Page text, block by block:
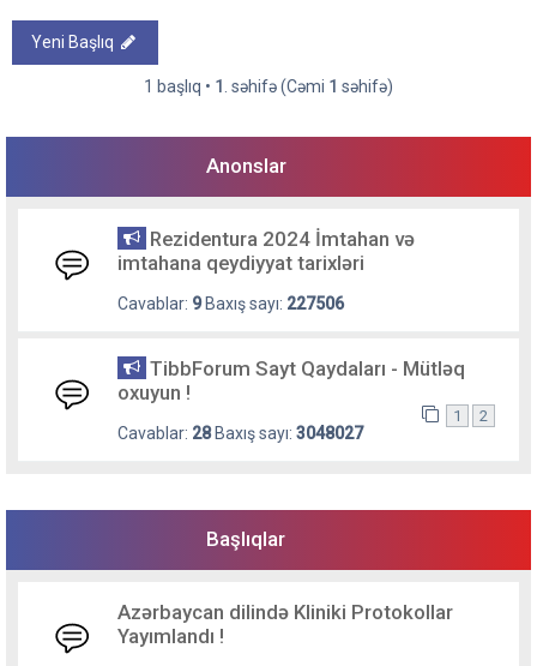
Yeni Başlıq
1 başlıq • 1 . səhifə (Cəmi 1 səhifə)
Anonslar
Rezidentura 2024 İmtahan və
imtahana qeydiyyat tarixləri
Cavablar: 9Baxış sayı: 227506
TibbForum Sayt Qaydaları - Mütləq
oxuyun !
Cavablar: 28Baxış sayı: 3048027
1 2
Başlıqlar
Azərbaycan dilində Kliniki Protokollar
Yayımlandı !